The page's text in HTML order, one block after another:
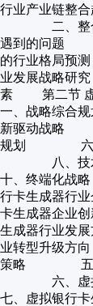
行业产业链
二、整合
遇到的问
的行业格局预
业发展战略研
素 第二节
一、战略
新驱动战
规划 六、
八、技
十、终端化
行卡生成器
卡生成器企
生成器行业
业转型升级
策略 五、虚
六、虚拟
七、虚拟银